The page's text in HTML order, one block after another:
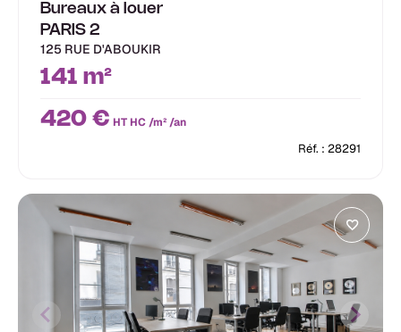
Bureaux à louer
PARIS 2
125 RUE D'ABOUKIR
141 m²
420 € HT HC /m² /an
Réf. : 28291